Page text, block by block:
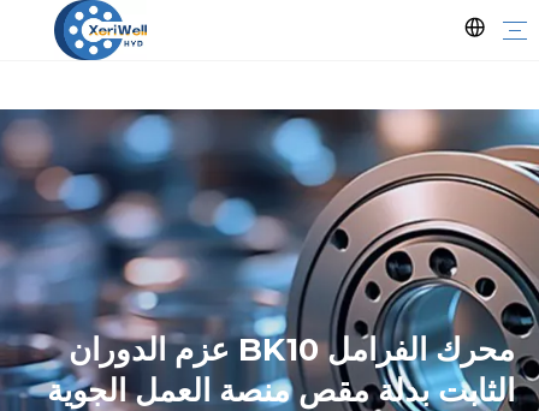
محرك الفرامل BK10 عزم الدوران
الثابت بدلة مقص منصة العمل الجوية